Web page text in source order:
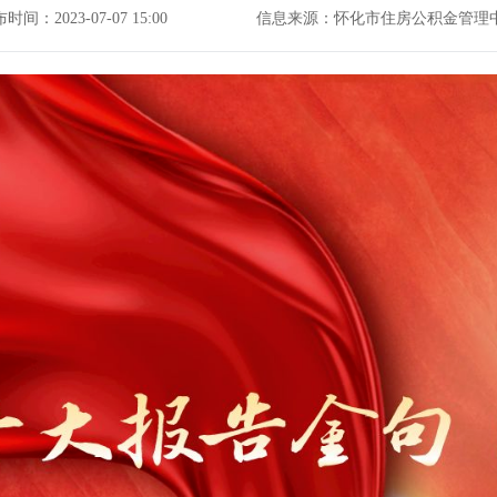
时间：2023-07-07 15:00 信息来源：怀化市住房公积金管理